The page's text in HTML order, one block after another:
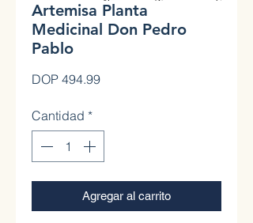
Artemisa Planta
Medicinal Don Pedro
Pablo
DOP 494.99Precio
Cantidad *
Agregar al carrito